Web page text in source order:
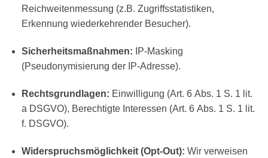
Reichweitenmessung (z.B. Zugriffsstatistiken,
Erkennung wiederkehrender Besucher).
Sicherheitsmaßnahmen: IP-Masking
(Pseudonymisierung der IP-Adresse).
Rechtsgrundlagen: Einwilligung (Art. 6 Abs. 1 S. 1 lit.
a DSGVO), Berechtigte Interessen (Art. 6 Abs. 1 S. 1 lit.
f. DSGVO).
Widerspruchsmöglichkeit (Opt-Out): Wir verweisen